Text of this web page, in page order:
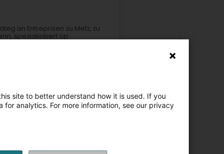
an Entreprisen zu Metz, zu
spezialiséiert op
site to better understand how it is used. If you
analytics. For more information, see our privacy